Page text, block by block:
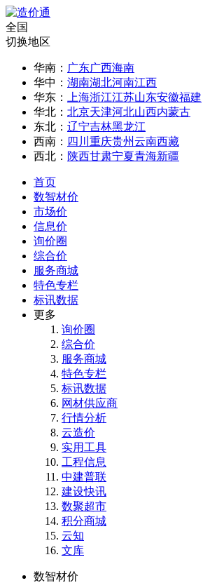
全国
切换地区
华南： 广东广西海南
华中： 湖南湖北河南江西
华东：
上海浙江江苏山东安徽福建
华北： 北京天津河北山西内蒙古
东北： 辽宁吉林黑龙江
西南： 四川 重庆贵州云南西藏
西北： 陕西甘肃宁夏青海新疆
首页
数智材价
市场价
信息价
询价圈
综合价
服务商城
特色专栏
标讯数据
更多
询价圈
综合价
服务商城
特色专栏
标讯数据
网材供应商
行情分析
云造价
实用工具
工程信息
中建普联
建设快讯
数聚超市
积分商城
云知
文库
数智材价